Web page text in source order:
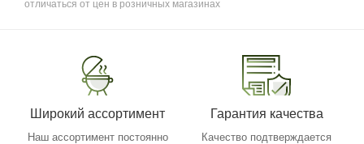
отличаться от цен в розничных магазинах
Широкий ассортимент
Наш ассортимент постоянно
Гарантия качества
Качество подтверждается